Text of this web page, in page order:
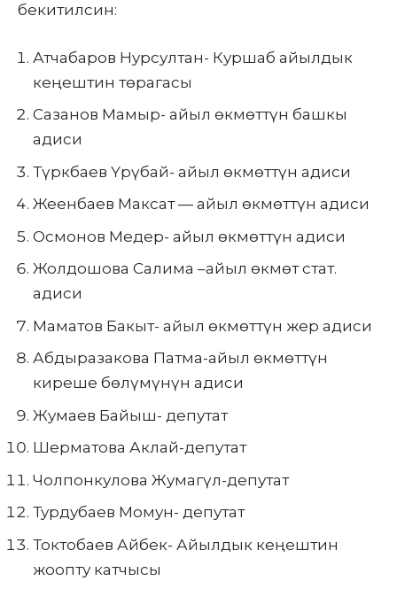
бекитилсин:
Атчабаров Нурсултан- Куршаб айылдык
кеңештин төрагасы
Сазанов Мамыр- айыл өкмөттүн башкы
адиси
Түркбаев Үрүбай- айыл өкмөттүн адиси
Жеенбаев Максат — айыл өкмөттүн адиси
Осмонов Медер- айыл өкмөттүн адиси
Жолдошова Салима –айыл өкмөт стат.
адиси
Маматов Бакыт- айыл өкмөттүн жер адиси
Абдыразакова Патма-айыл өкмөттүн
киреше бөлүмүнүн адиси
Жумаев Байыш- депутат
Шерматова Аклай-депутат
Чолпонкулова Жумагүл-депутат
Турдубаев Момун- депутат
Токтобаев Айбек- Айылдык кеңештин
жоопту катчысы